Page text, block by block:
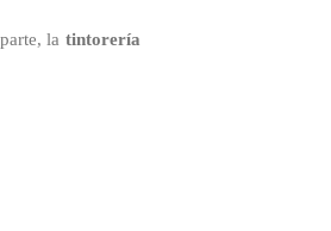
parte, latintorería